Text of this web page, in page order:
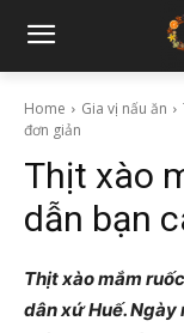
Home Gia vị nấu ăn
đơn giản
Thịt xào
dẫn bạn
Thịt xào mắm
dân xứ Huế. Ngày